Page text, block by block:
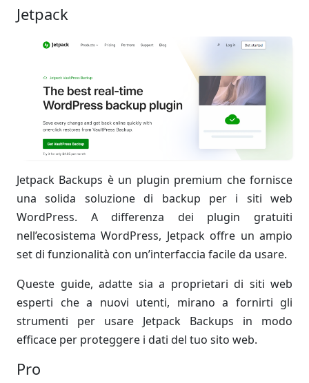
Jetpack
Jetpack Backups è un plugin premium che fornisce
una solida soluzione di backup per i siti web
WordPress. A differenza dei plugin gratuiti
nell’ecosistema WordPress, Jetpack offre un ampio
set di funzionalità con un’interfaccia facile da usare.
Queste guide, adatte sia a proprietari di siti web
esperti che a nuovi utenti, mirano a fornirti gli
strumenti per usare Jetpack Backups in modo
efficace per proteggere i dati del tuo sito web.
Pro